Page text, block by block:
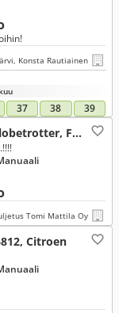
Konsta Rautiainen
37 38 39
Dethleffs Advantage Globetrotter, Fiat
Tomi Mattila Oy
Citroen